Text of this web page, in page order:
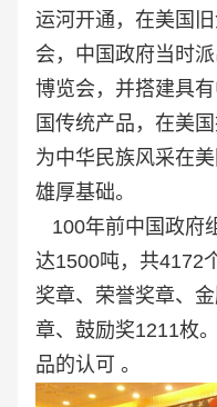
运河开通，在美国
会，中国政府当时
博览会，并搭建具
国传统产品，在美国
为中华民族风采在
雄厚基础。
100年前中国政府
达1500吨，共4172
奖章、荣誉奖章、
章、鼓励奖1211枚
品的认可 。